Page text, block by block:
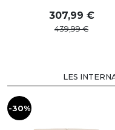
307,99
439,99
LES
-30%